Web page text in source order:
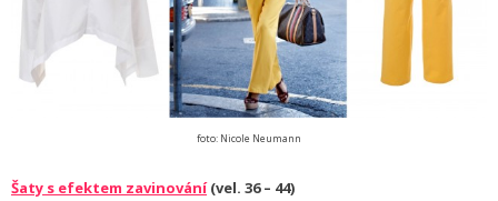
foto: Nicole Neumann
Šaty s efektem zavinování(vel. 36 – 44)